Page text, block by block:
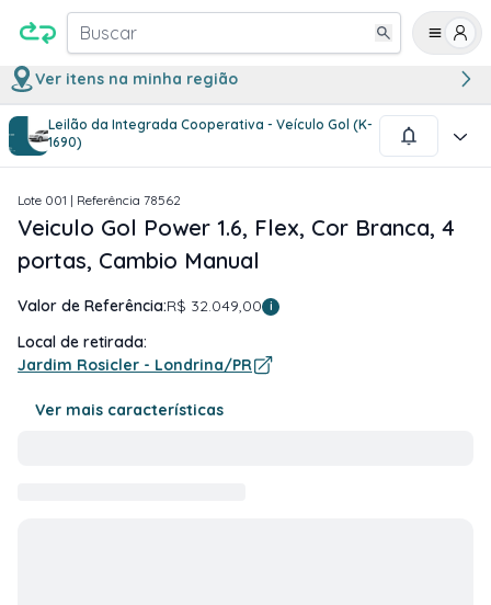
Buscar
Ver itens na minha região
Leilão da Integrada Cooperativa - Veículo Gol (K-
1690)
1/13
Lote 001 | Referência 78562
Veiculo Gol Power 1.6, Flex, Cor Branca, 4
portas, Cambio Manual
Valor de Referência:R$ 32.049,00 i
Local de retirada:
Jardim Rosicler - Londrina/PR
Ver mais características